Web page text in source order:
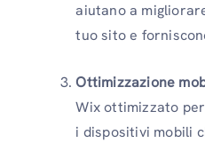
aiutano a
tuo sito e
Ottimizzazione
Wix ottimizzato
i dispositivi mobili